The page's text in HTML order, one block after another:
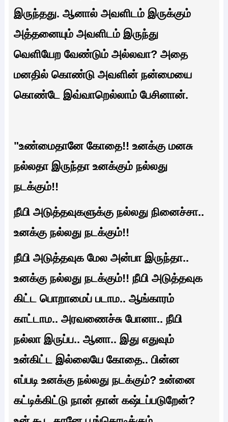
இருந்தது. ஆனால் அவளிடம் இருக்கும்
அத்தனையும் அவளிடம் இருந்து
வெளியேற வேண்டும் அல்லவா? அதை
மனதில் கொண்டு அவளின் நன்மையை
கொண்டே இவ்வாறெல்லாம் பேசினான்.
"உண்மைதானே கோதை!! உனக்கு மனசு
நல்லதா இருந்தா உனக்கும் நல்லது
நடக்கும்!!
நீயி அடுத்தவுகளுக்கு நல்லது நினைச்சா..
உனக்கு நல்லது நடக்கும்!!
நீயி அடுத்தவுக மேல அன்பா இருந்தா..
உனக்கு நல்லது நடக்கும்!! நீயி அடுத்தவுக
கிட்ட பொறாமைப் படாம.. ஆங்காரம்
காட்டாம.. அரவணைச்சு போனா.. நீயி
நல்லா இருப்ப.. ஆனா.. இது எதுவும்
உன்கிட்ட இல்லையே கோதை.. பின்ன
எப்படி உனக்கு நல்லது நடக்கும்? உன்னை
கட்டிக்கிட்டு நான் தான் கஷ்டப்படுறேன்?